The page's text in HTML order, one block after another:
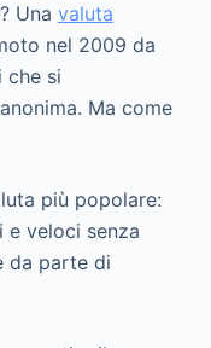
Una valuta
nel 2009 da
che si
Ma come
più popolare:
e veloci senza
da parte di